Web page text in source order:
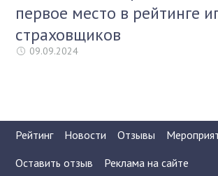
первое место в рейтинге
страховщиков
09.09.2024
Рейтинг Новости Отзывы
Оставить отзыв
Реклама на сайте